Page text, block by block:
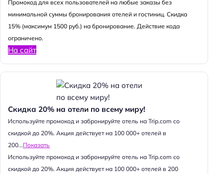
Промокод для всех пользователей на любые заказы без
минимальной суммы бронирования отелей и гостиниц. Скидка
15% (максимум 1500 руб.) на бронирование. Действие кода
ограничено.
На сайт
Скидка 20% на отели по всему миру!
Используйте промокод и забронируйте отель на Trip.com со
скидкой до 20%. Акция действует на 100 000+ отелей в
200...Показать
Используйте промокод и забронируйте отель на Trip.com со
скидкой до 20%. Акция действует на 100 000+ отелей в 200